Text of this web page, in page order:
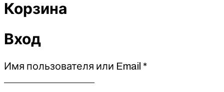
Корзина
Вход
Имя пользователя или Email *Обязательно